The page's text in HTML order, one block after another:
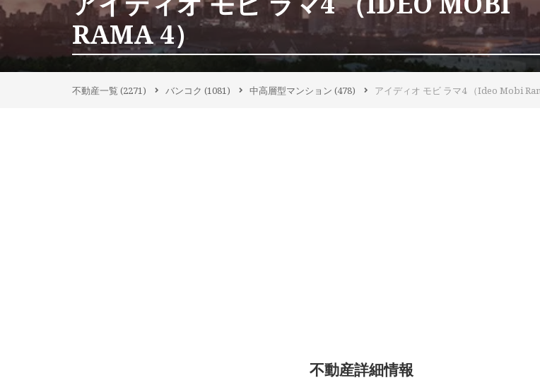
RAMA 4）
不動産一覧 (2271) バンコク (1081) 中高層型マンション (478) アイディオ モビ ラマ4 （Ideo Mobi
不動産詳細情報